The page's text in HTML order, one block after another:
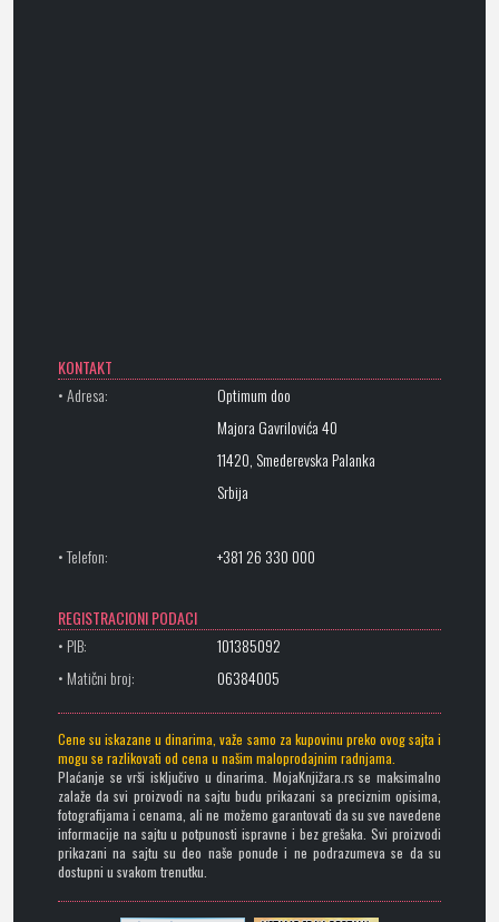
KONTAKT
• Adresa:
Optimum doo
Majora Gavrilovića 40
11420, Smederevska Palanka
Srbija
• Telefon: +381 26 330 000
REGISTRACIONI PODACI
• PIB:
101385092
• Matični broj:
06384005
Cene su iskazane u dinarima, važe samo za kupovinu preko ovog sajta i
mogu se razlikovati od cena u našim maloprodajnim radnjama.
Plaćanje se vrši isključivo u dinarima. MojaKnjižara.rs se maksimalno
zalaže da svi proizvodi na sajtu budu prikazani sa preciznim opisima,
fotografijama i cenama, ali ne možemo garantovati da su sve navedene
informacije na sajtu u potpunosti ispravne i bez grešaka. Svi proizvodi
prikazani na sajtu su deo naše ponude i ne podrazumeva se da su
dostupni u svakom trenutku.